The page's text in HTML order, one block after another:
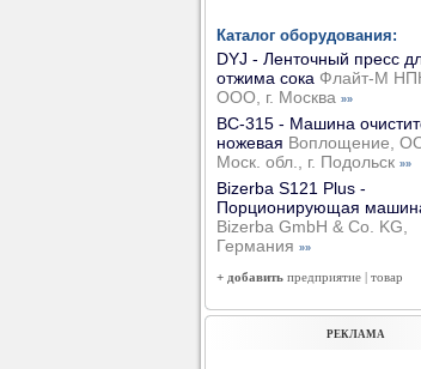
Каталог оборудования:
DYJ - Ленточный пресс
отжима сока Флайт-М
ООО, г. Москва »»
ВС-315 - Машина
ножевая Воплощение,
Моск. обл., г. Подольск »»
Bizerba S121 Plus -
Порционирующая
Bizerba GmbH & Co. KG,
Германия »»
+ добавить предприятие | товар
РЕКЛАМА